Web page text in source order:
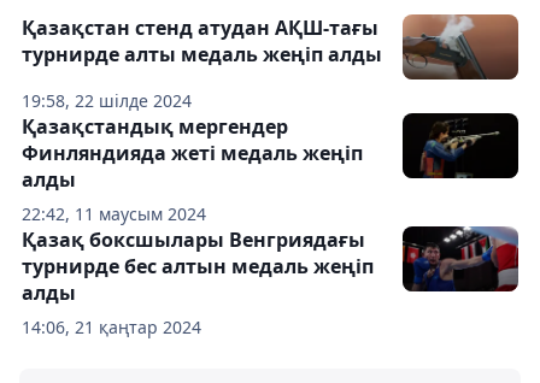
19:58, 22 шілде 2024
Қазақстан стенд атудан АҚШ-тағы
турнирде алты медаль жеңіп алды
22:42, 11 маусым 2024
Қазақстандық мергендер
Финляндияда жеті медаль жеңіп
алды
14:06, 21 қаңтар 2024
Қазақ боксшылары Венгриядағы
турнирде бес алтын медаль жеңіп
алды